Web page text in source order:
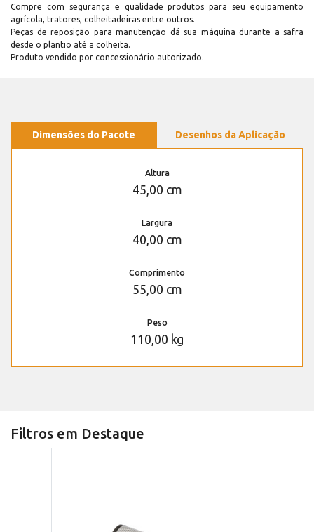
Compre com segurança e qualidade produtos para seu equipamento
agrícola, tratores, colheitadeiras entre outros.
Peças de reposição para manutenção dá sua máquina durante a safra
desde o plantio até a colheita.
Produto vendido por concessionário autorizado.
Dimensões do Pacote Desenhos da Aplicação
Altura
45,00 cm
Largura
40,00 cm
Comprimento
55,00 cm
Peso
110,00 kg
Filtros em Destaque